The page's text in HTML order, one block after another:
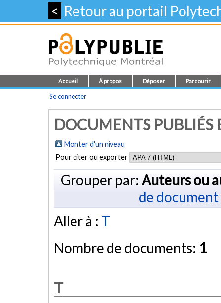
< Retour au portail
Accueil À propos Déposer Parcourir
Se connecter
DOCUMENTS PUBLIÉS
Monter d'un niveau
Pour citer ou exporter
Grouper par: Auteurs ou
de document
Aller à : T
Nombre de documents: 1
T